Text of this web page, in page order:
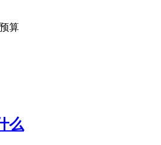
算
么